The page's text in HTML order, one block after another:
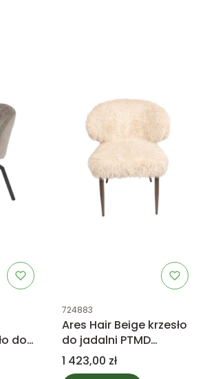
do
Kod produktu
724883
Ares Hair Beige krzesło
do jadalni PTMD
Collection
Cena
1 423,00 zł